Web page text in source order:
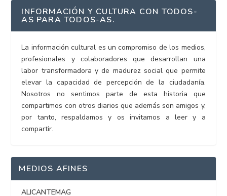
INFORMACIÓN Y CULTURA CON TODOS-
AS PARA TODOS-AS.
La información cultural es un compromiso de los medios,
profesionales y colaboradores que desarrollan una
labor transformadora y de madurez social que permite
elevar la capacidad de percepción de la ciudadanía.
Nosotros no sentimos parte de esta historia que
compartimos con otros diarios que además son amigos y,
por tanto, respaldamos y os invitamos a leer y a
compartir.
MEDIOS AFINES
ALICANTEMAG